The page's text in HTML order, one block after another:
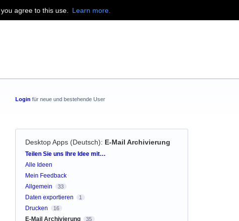
agree to this use. Learn more.
Login für neue und bestehende User
Desktop Apps (Deutsch): E-Mail Archivierung
Kategorien
Teilen Sie uns Ihre Idee mit…
Alle Ideen
Mein Feedback
Allgemein
33
Daten exportieren 1
Drucken 16
E-Mail Archivierung 35